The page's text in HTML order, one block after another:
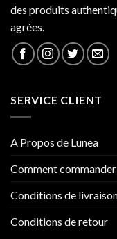
des produits
agrées.
SERVICE CLIENT
A Propos de Lunea
Comment commander
Conditions de
Conditions de retour